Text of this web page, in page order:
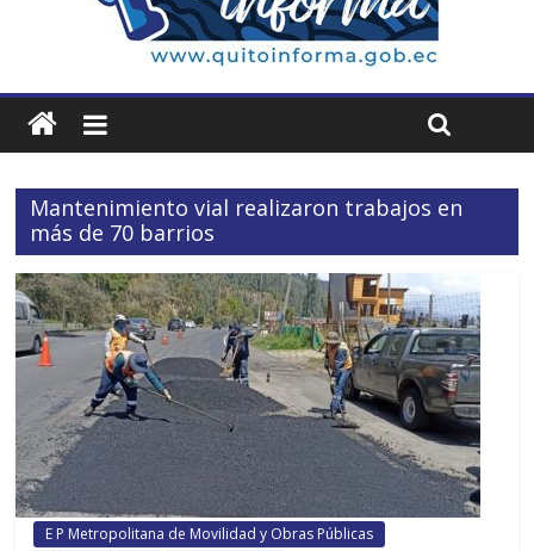
Mantenimiento vial realizaron trabajos en
más de 70 barrios
E P Metropolitana de Movilidad y Obras Públicas